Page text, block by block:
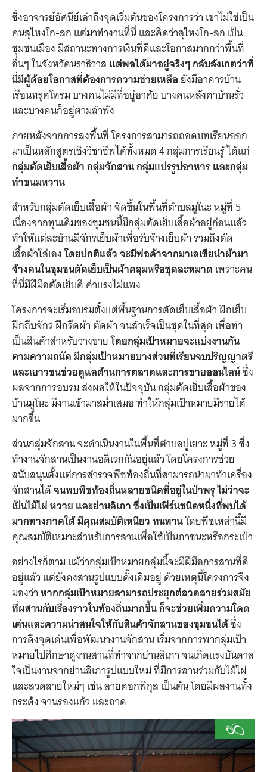
ซึ่งอาจารย์อัศนีย์เล่าถึงจุดเริ่มต้นของโครงการว่า เขาไม่ใช่เป็น
คนสุไหงโก-ลก แต่มาทำงานที่นี่ และคิดว่าสุไหงโก-ลก เป็น
ชุมชนเมือง มีสถานะทางการเงินที่ดีและโอกาสมากกว่าพื้นที่
อื่นๆ ในจังหวัดนราธิวาส แต่พอได้มาอยู่จริงๆ กลับสังเกตว่าที่
นี่มีผู้ด้อยโอกาสที่ต้องการความช่วยเหลือยังมีอาคารบ้าน
เรือนทรุดโทรม บางคนไม่มีที่อยู่อาศัย บางคนหลังคาบ้านรั่ว
และบางคนก็อยู่ตามลำพัง
ภายหลังจากการลงพื้นที่ โครงการสามารถถอดบทเรียนออก
มาเป็นหลักสูตรเชิงวิชาชีพได้ทั้งหมด 4 กลุ่มการเรียนรู้ ได้แก่
กลุ่มตัดเย็บเสื้อผ้า กลุ่มจักสาน กลุ่มแปรรูปอาหาร และกลุ่ม
ทำขนมหวาน
สำหรับกลุ่มตัดเย็บเสื้อผ้า จัดขึ้นในพื้นที่ตำบลมูโนะ หมู่ที่ 5
เนื่องจากทุนเดิมของชุมชนนี้มีกลุ่มตัดเย็บเสื้อผ้าอยู่ก่อนแล้ว
ทำให้แต่ละบ้านมีจักรเย็บผ้าเพื่อรับจ้างเย็บผ้า รวมถึงตัด
เสื้อผ้าใส่เองโดยปกติแล้ว จะมีพ่อค้าจากมาเลเซียนำผ้ามา
จ้างคนในชุมชนตัดเย็บเป็นผ้าคลุมหรือชุดละหมาด เพราะคน
ที่นี่มีฝีมือตัดเย็บดี ค่าแรงไม่แพง
โครงการจะเริ่มอบรมตั้งแต่พื้นฐานการตัดเย็บเสื้อผ้า ฝึกเย็บ
ฝึกถีบจักร ฝึกรีดผ้า ตัดผ้า จนสำเร็จเป็นชุดในที่สุด เพื่อทำ
เป็นสินค้าสำหรับวางขายโดยกลุ่มเป้าหมายจะแบ่งงานกัน
ตามความถนัด มีกลุ่มเป้าหมายบางส่วนที่เรียนจบปริญญาตรี
และเยาวชนช่วยดูแลด้านการตลาดและการขายออนไลน์ซึ่ง
ผลจากการอบรม ส่งผลให้ในปัจจุบัน กลุ่มตัดเย็บเสื้อผ้าของ
บ้านมูโนะ มีงานเข้ามาสม่ำเสมอ ทำให้กลุ่มเป้าหมายมีรายได้
มากขึ้น
ส่วนกลุ่มจักสาน จะดำเนินงานในพื้นที่ตำบลปูเยาะ หมู่ที่ 3 ซึ่ง
ทำงานจักสานเป็นงานอดิเรกกันอยู่แล้ว โดยโครงการช่วย
สนับสนุนตั้งแต่การสำรวจพืชท้องถิ่นที่สามารถนำมาทำเครื่อง
จักสานได้จนพบพืชท้องถิ่นหลายชนิดที่อยู่ในป่าพรุ ไม่ว่าจะ
เป็นไม้ไผ่ หวาย และย่านลิเภา ซึ่งเป็นเฟิร์นชนิดหนึ่งที่พบได้
มากทางภาคใต้ มีคุณสมบัติเหนียว ทนทานโดยพืชเหล่านี้มี
คุณสมบัติเหมาะสำหรับการสานเพื่อใช้เป็นภาชนะหรือกระเป๋า
อย่างไรก็ตาม แม้ว่ากลุ่มเป้าหมายกลุ่มนี้จะมีฝีมือการสานที่ดี
อยู่แล้ว แต่ยังคงสานรูปแบบดั้งเดิมอยู่ ด้วยเหตุนี้โครงการจึง
มองว่าหากกลุ่มเป้าหมายสามารถประยุกต์ลวดลายร่วมสมัย
ที่ผสานกับเรื่องราวในท้องถิ่นมากขึ้น ก็จะช่วยเพิ่มความโดด
เด่นและความน่าสนใจให้กับสินค้าจักสานของชุมชนได้ซึ่ง
การดึงจุดเด่นเพื่อพัฒนางานจักสาน เริ่มจากการพากลุ่มเป้า
หมายไปศึกษาดูงานสานที่ทำจากย่านลิเภา จนเกิดแรงบันดาล
ใจเป็นงานจากย่านลิเภารูปแบบใหม่ ที่มีการสานร่วมกับไม้ไผ่
และลวดลายใหม่ๆ เช่น ลายดอกพิกุล เป็นต้น โดยมีผลงานทั้ง
กระด้ง จานรองแก้ว และถาด